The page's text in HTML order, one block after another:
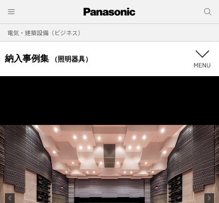
電気・建築設備（ビジネス）
納入事例集 （照明器具）